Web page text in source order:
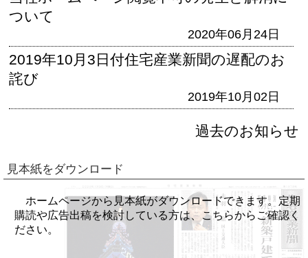
ついて
2020年06月24日
2019年10月3日付住宅産業新聞の遅配のお
詫び
2019年10月02日
過去のお知らせ
見本紙をダウンロード
ホームページから見本紙がダウンロードできます。定期
購読や広告出稿を検討している方は、こちらからご確認く
ださい。